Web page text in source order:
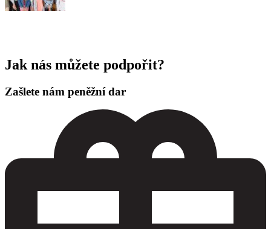
Jak nás můžete podpořit?
Zašlete nám peněžní dar